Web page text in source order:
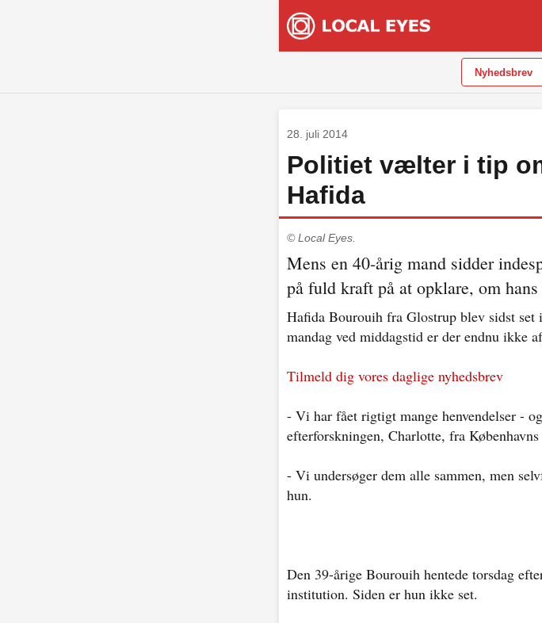
Nyhedsbrev
28. juli 2014
Politiet vælter i tip
Hafida
© Local Eyes.
Mens en 40-årig mand sidder
på fuld kraft på at opklare, om
Hafida Bourouih fra Glostrup blev sidst set
mandag ved middagstid er der endnu ikke
Tilmeld dig vores daglige nyhedsbrev
- Vi har fået rigtigt mange henvendelser -
efterforskningen, Charlotte, fra
- Vi undersøger dem alle sammen, men
hun.
Den 39-årige Bourouih hentede torsdag
institution. Siden er hun ikke set.